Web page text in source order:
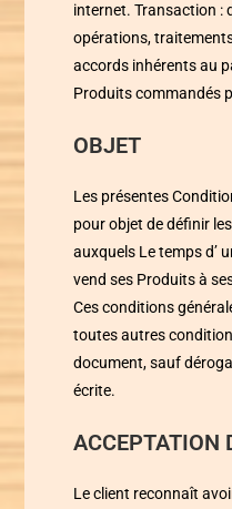
internet. Transaction :
opérations,
accords inhérents au
Produits commandés
OBJET
Les présentes
pour objet de définir
auxquels Le temps d’
vend ses Produits à
Ces conditions
toutes autres
document, sauf
écrite.
ACCEPTATION
Le client reconnaît